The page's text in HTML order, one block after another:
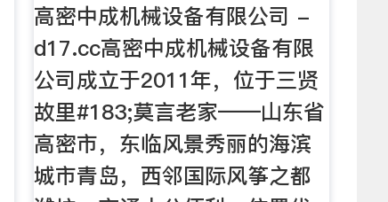
高密中成机械设备有限公司 -
d17.cc高密中成机械设备有限
公司成立于2011年，位于三贤
故里#183;莫言老家——山东省
高密市，东临风景秀丽的海滨
城市青岛，西邻国际风筝之都